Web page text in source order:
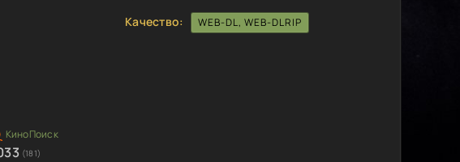
Качество:
WEB-DL, WEB-DLRIP
(181)